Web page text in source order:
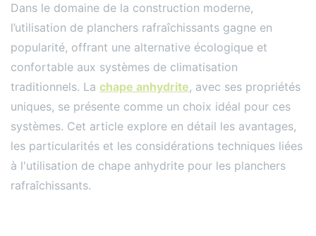
Dans le domaine de la construction moderne,
l’utilisation de planchers rafraîchissants gagne en
popularité, offrant une alternative écologique et
confortable aux systèmes de climatisation
traditionnels. La chape anhydrite, avec ses propriétés
uniques, se présente comme un choix idéal pour ces
systèmes. Cet article explore en détail les avantages,
les particularités et les considérations techniques liées
à l'utilisation de chape anhydrite pour les planchers
rafraîchissants.